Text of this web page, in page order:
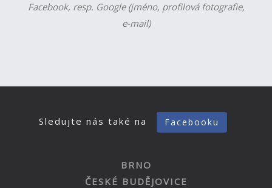
Facebook, resp. Google (jméno, profilová fotografie,
e-mail)
Sledujte nás také na Facebooku
BRNO
ČESKÉ BUDĚJOVICE